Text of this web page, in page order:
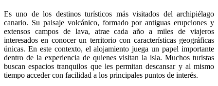
Es uno de los destinos turísticos más visitados del archipiélago
canario. Su paisaje volcánico, formado por antiguas erupciones y
extensos campos de lava, atrae cada año a miles de viajeros
interesados en conocer un territorio con características geográficas
únicas. En este contexto, el alojamiento juega un papel importante
dentro de la experiencia de quienes visitan la isla. Muchos turistas
buscan espacios tranquilos que les permitan descansar y al mismo
tiempo acceder con facilidad a los principales puntos de interés.